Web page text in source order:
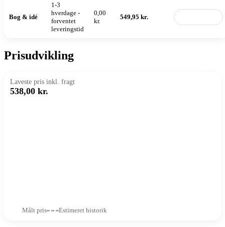
Bog & idé
1-3
hverdage -
forventet
leveringstid
0,00
kr.
549,95 kr.
Prisudvikling
Laveste pris inkl. fragt
538,00 kr.
Målt pris Estimeret historik